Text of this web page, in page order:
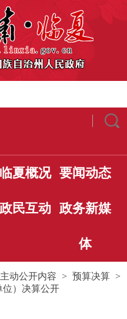
临夏概况 要闻动态
政民互动 政务新媒
体
动公开内容 > 预算决算 >
位）决算公开